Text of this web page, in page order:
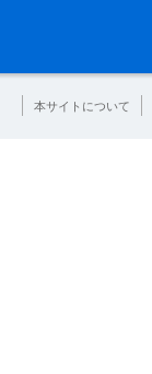
本サイトについて